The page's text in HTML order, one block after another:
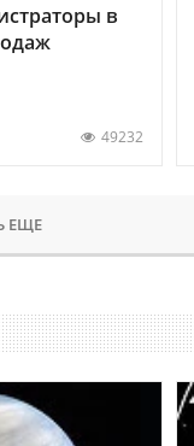
в
49232
ЕЩЕ